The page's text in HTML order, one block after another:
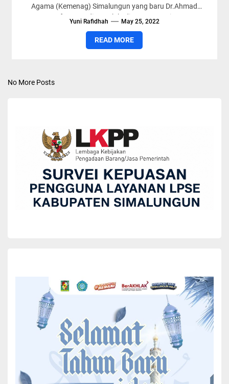
Agama (Kemenag) Simalungun yang baru Dr.Ahmad
Sofyan MA di rumah kediaman Bupati...
Yuni Rafidhah May 25, 2022
READ MORE
No More Posts